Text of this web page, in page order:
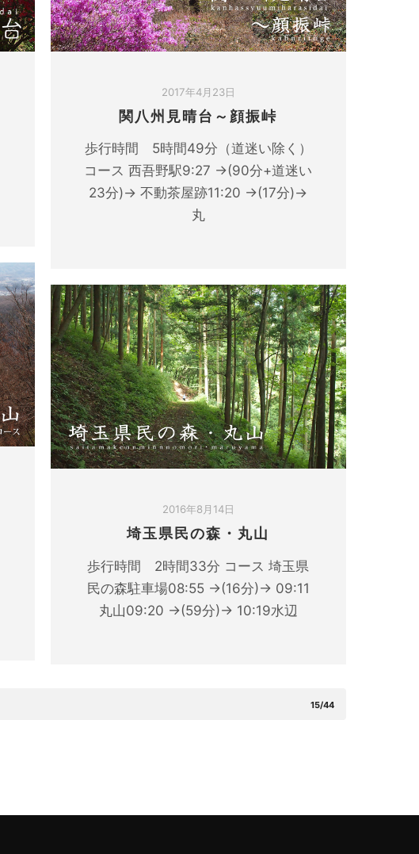
2017年4月23日
関八州見晴台～顔振峠
歩行時間 5時間49分（道迷い除く）
コース 西吾野駅9:27 →(90分+道迷い
23分)→ 不動茶屋跡11:20 →(17分)→
丸
2016年8月14日
埼玉県民の森・丸山
歩行時間 2時間33分 コース 埼玉県
民の森駐車場08:55 →(16分)→ 09:11
丸山09:20 →(59分)→ 10:19水辺
15/44